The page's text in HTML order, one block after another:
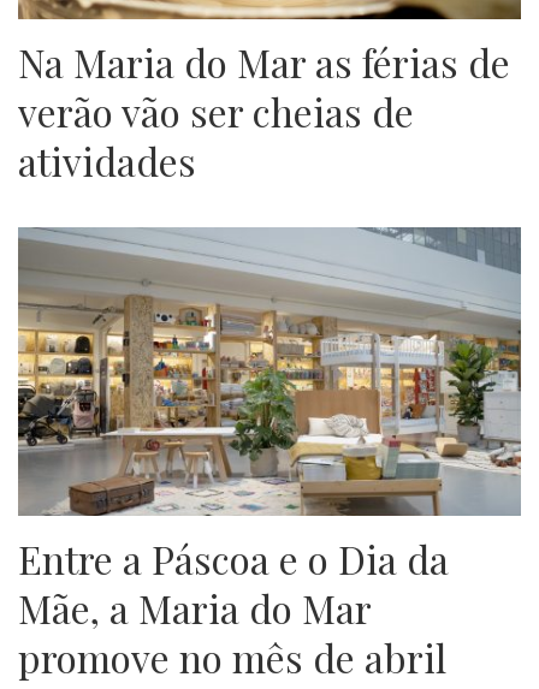
Na Maria do Mar as férias de
verão vão ser cheias de
atividades
Entre a Páscoa e o Dia da
Mãe, a Maria do Mar
promove no mês de abril